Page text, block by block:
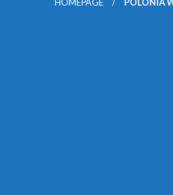
HOMEPAGE POLONIA